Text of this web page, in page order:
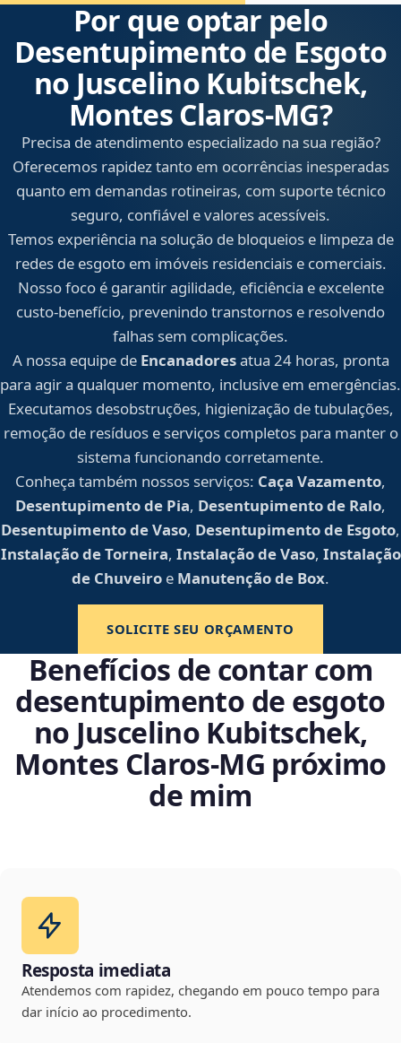
Por que optar pelo
Desentupimento de Esgoto
no Juscelino Kubitschek,
Montes Claros‑MG?
Precisa de atendimento especializado na sua região?
Oferecemos rapidez tanto em ocorrências inesperadas
quanto em demandas rotineiras, com suporte técnico
seguro, confiável e valores acessíveis.
Temos experiência na solução de bloqueios e limpeza de
redes de esgoto em imóveis residenciais e comerciais.
Nosso foco é garantir agilidade, eficiência e excelente
custo-benefício, prevenindo transtornos e resolvendo
falhas sem complicações.
A nossa equipe de Encanadoresatua 24 horas, pronta
para agir a qualquer momento, inclusive em emergências.
Executamos desobstruções, higienização de tubulações,
remoção de resíduos e serviços completos para manter o
sistema funcionando corretamente.
Conheça também nossos serviços: Caça Vazamento,
Desentupimento de Pia, Desentupimento de Ralo,
Desentupimento de Vaso, Desentupimento de Esgoto,
Instalação de Torneira, Instalação de Vaso, Instalação
de Chuveiro e Manutenção de Box.
SOLICITE SEU ORÇAMENTO
Benefícios de contar com
desentupimento de esgoto
no Juscelino Kubitschek,
Montes Claros‑MG próximo
de mim
Resposta imediata
Atendemos com rapidez, chegando em pouco tempo para
dar início ao procedimento.